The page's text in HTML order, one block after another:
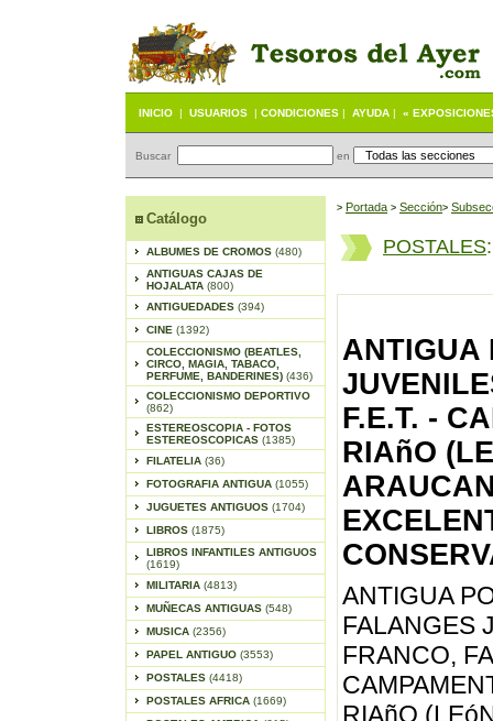
INICIO | USUARIOS | CONDICIONES | AYUDA | «
Buscar en
Catálogo
ALBUMES DE CROMOS (480)
ANTIGUAS CAJAS DE
HOJALATA (800)
ANTIGUEDADES (394)
CINE (1392)
COLECCIONISMO (BEATLES,
CIRCO, MAGIA, TABACO,
PERFUME, BANDERINES) (436)
COLECCIONISMO DEPORTIVO
(862)
ESTEREOSCOPIA - FOTOS
ESTEREOSCOPICAS (1385)
FILATELIA (36)
FOTOGRAFIA ANTIGUA (1055)
JUGUETES ANTIGUOS (1704)
LIBROS (1875)
LIBROS INFANTILES ANTIGUOS
(1619)
MILITARIA (4813)
MUÑECAS ANTIGUAS (548)
MUSICA (2356)
PAPEL ANTIGUO (3553)
POSTALES (4418)
POSTALES AFRICA (1669)
> Portada > Sección>
POSTALES
ANTIGUA
F.E.T. -
RIAñO
ANTIGUA
FALANGES
FRANCO,
RIAñO